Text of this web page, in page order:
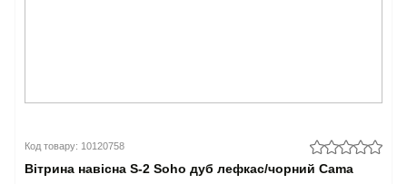
Код товару: 10120758
Вітрина навісна S-2 Soho дуб лефкас/чорний Cama